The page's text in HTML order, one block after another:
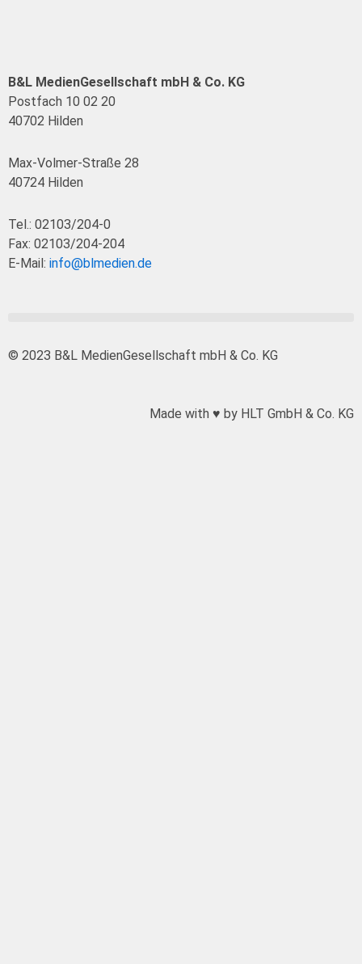
B&L MedienGesellschaft mbH & Co. KG
Postfach 10 02 20
40702 Hilden
Max-Volmer-Straße 28
40724 Hilden
Tel.: 02103/204-0
Fax: 02103/204-204
E-Mail: info@blmedien.de
© 2023 B&L MedienGesellschaft mbH & Co. KG
Made with ♥ by HLT GmbH & Co. KG